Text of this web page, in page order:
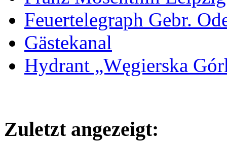
Feuertelegraph Gebr.
Gästekanal
Hydrant „Węgierska
Zuletzt angezeigt: